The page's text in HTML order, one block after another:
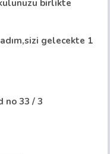
birlikte
gelecekte 1
no 33 / 3